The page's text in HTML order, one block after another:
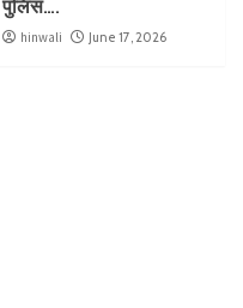
पुलिस….
hinwali June 17, 2026